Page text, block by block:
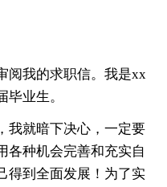
阅我的求职信。我是xx
业生。
我就暗下决心，一定要
各种机会完善和充实自
得到全面发展！为了实